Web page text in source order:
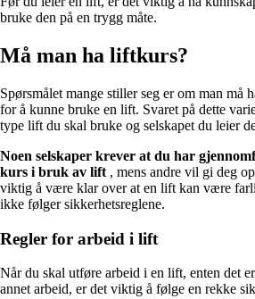
bruke den på en trygg måte.
Må man ha liftkurs?
Spørsmålet mange stiller seg er om man må
for å kunne bruke en lift. Svaret på dette
type lift du skal bruke og selskapet du leier
Noen selskaper krever at du har
kurs i bruk av lift , mens andre vil gi deg
viktig å være klar over at en lift kan være
ikke følger sikkerhetsreglene.
Regler for arbeid i lift
Når du skal utføre arbeid i en lift, enten det
annet arbeid, er det viktig å følge en rekke